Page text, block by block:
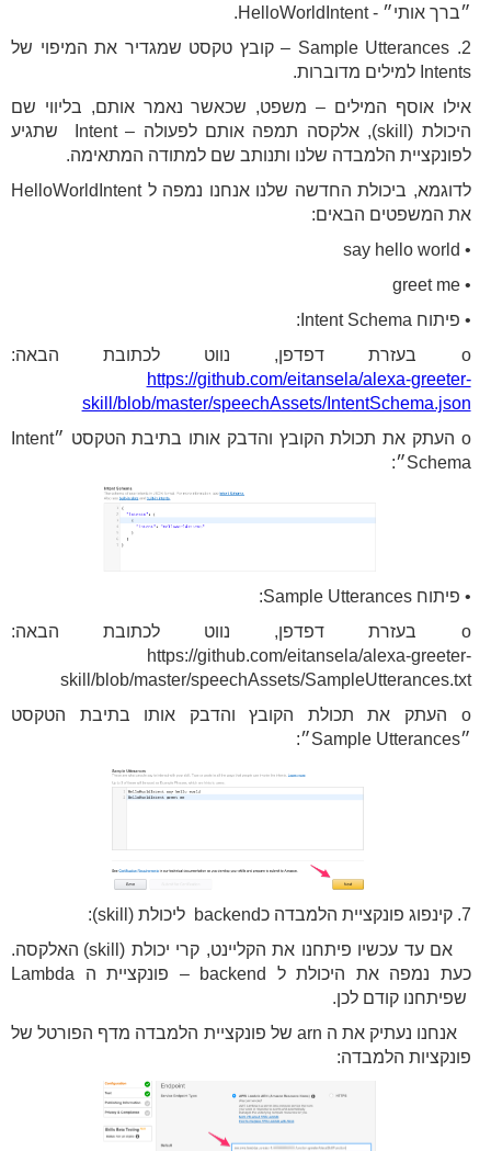
״ברך אותי״ - HelloWorldIntent.
2. Sample Utterances – קובץ טקסט שמגדיר את המיפוי של
Intents למילים מדוברות.
אילו אוסף המילים – משפט, שכאשר נאמר אותם, בליווי שם
היכולת (skill), אלקסה תמפה אותם לפעולה – Intent שתגיע
לפונקציית הלמבדה שלנו ותנותב שם למתודה המתאימה.
לדוגמא, ביכולת החדשה שלנו אנחנו נמפה ל HelloWorldIntent
את המשפטים הבאים:
• say hello world
• greet me
• פיתוח Intent Schema:
o בעזרת דפדפן, נווט לכתובת הבאה:
https://github.com/eitansela/alexa-greeter-
skill/blob/master/speechAssets/IntentSchema.json
o העתק את תכולת הקובץ והדבק אותו בתיבת הטקסט ״Intent
Schema״:
• פיתוח Sample Utterances:
o בעזרת דפדפן, נווט לכתובת הבאה:
https://github.com/eitansela/alexa-greeter-
skill/blob/master/speechAssets/SampleUtterances.txt
o העתק את תכולת הקובץ והדבק אותו בתיבת הטקסט
״Sample Utterances״:
7. קינפוג פונקציית הלמבדה כbackend ליכולת (skill):
אם עד עכשיו פיתחנו את הקליינט, קרי יכולת (skill) האלקסה.
כעת נמפה את היכולת ל backend – פונקציית ה Lambda
שפיתחנו קודם לכן.
אנחנו נעתיק את ה arn של פונקציית הלמבדה מדף הפורטל של
פונקציות הלמבדה: